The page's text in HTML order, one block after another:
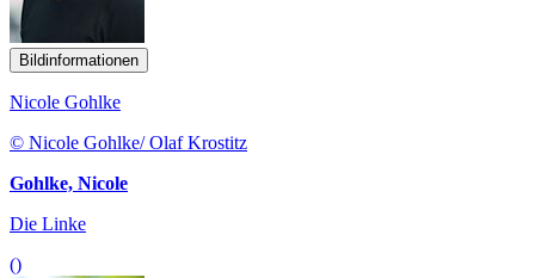
Bildinformationen
Nicole Gohlke
© Nicole Gohlke/ Olaf Krostitz
Gohlke, Nicole
Die Linke
()